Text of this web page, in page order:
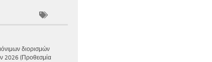
διορισμών
2026 (Προθεσμία